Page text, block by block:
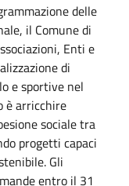
delle
il Comune di
Enti e
di
e sportive nel
è arricchire
sociale tra
progetti capaci
Gli
entro il 31